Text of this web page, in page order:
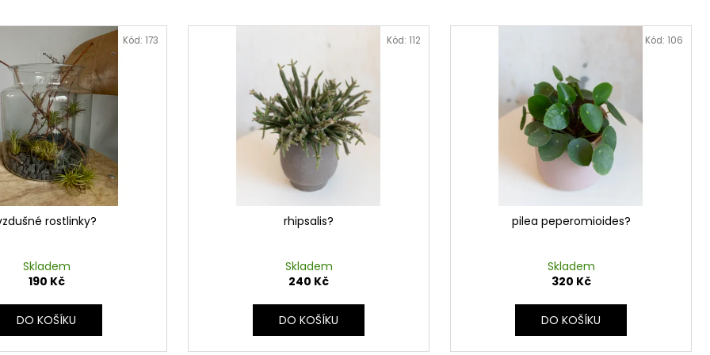
rostlinky?
Skladem
190 Kč
DO KOŠÍKU
Kód: 173
rhipsalis?
Skladem
240 Kč
DO KOŠÍKU
Kód: 112
pilea peperomioides?
Skladem
320 Kč
DO KOŠÍKU
Kód: 106